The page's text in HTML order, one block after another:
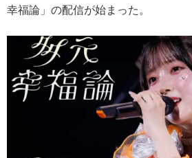
幸福論」の配信が始まった。